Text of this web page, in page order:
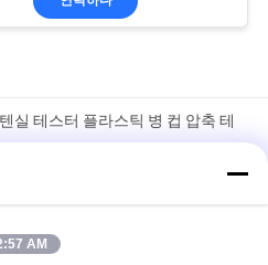
실 테스터 플라스틱 병 컵 압축 테
험 기계를 위한 보편적인 장력 시
Machine with 5KN Max Load
AM